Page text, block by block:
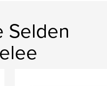
Selden